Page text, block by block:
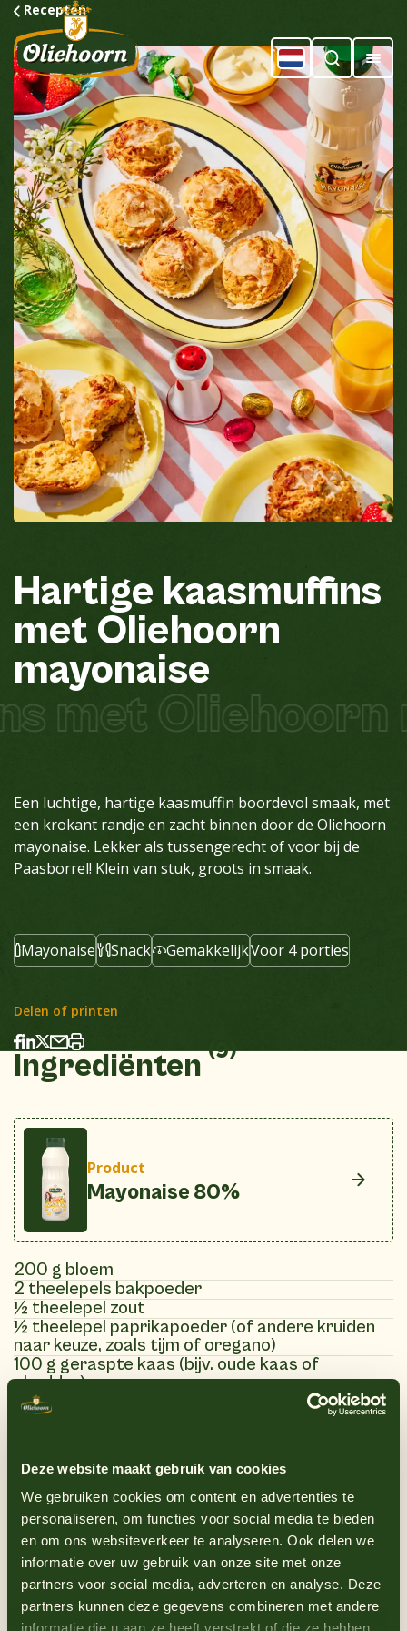
Deze website maakt gebruik van cookies
We gebruiken cookies om content en advertenties te
personaliseren, om functies voor social media te bieden
en om ons websiteverkeer te analyseren. Ook delen we
informatie over uw gebruik van onze site met onze
partners voor social media, adverteren en analyse. Deze
partners kunnen deze gegevens combineren met andere
informatie die u aan ze heeft verstrekt of die ze hebben
Recepten
Hartige kaasmuffins
met Oliehoorn
mayonaise
met Oliehoorn
Een luchtige, hartige kaasmuffin boordevol smaak, met
een krokant randje en zacht binnen door de Oliehoorn
mayonaise. Lekker als tussengerecht of voor bij de
Paasborrel! Klein van stuk, groots in smaak.
Mayonaise Snack GemakkelijkVoor 4 porties
Delen of printen
Ingrediënten (9)
Product
Mayonaise 80%
200 g bloem
2 theelepels bakpoeder
½ theelepel zout
½ theelepel paprikapoeder (of andere kruiden
naar keuze, zoals tijm of oregano)
100 g geraspte kaas (bijv. oude kaas of
cheddar)
1 ei
100 ml melk
50 g gesmolten boter
Instructies(6)
Verwarm de oven voor op 180°C en plaats